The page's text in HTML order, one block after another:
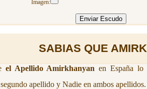
Imagen:
SABIAS QUE
el Apellido Amirkhanyan en España lo
apellido y Nadie en ambos apellidos.